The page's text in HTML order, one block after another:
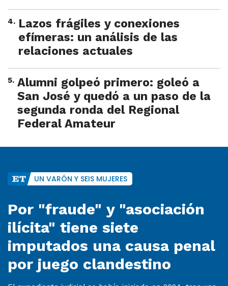
4. Lazos frágiles y conexiones
efímeras: un análisis de las
relaciones actuales
5. Alumni golpeó primero: goleó a
San José y quedó a un paso de la
segunda ronda del Regional
Federal Amateur
UN VARÓN Y SEIS MUJERES
Por "fraude" y "asociación
ilícita" tiene siete
imputados una causa penal
por juego clandestino